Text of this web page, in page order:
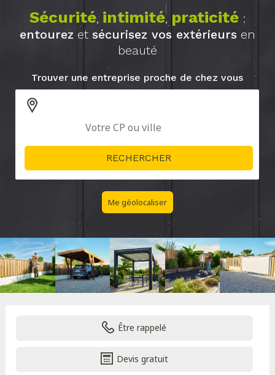
Sécurité, intimité, praticité:
entourez et sécurisez vos extérieurs en
beauté
Trouver une entreprise proche de chez vous
Me géolocaliser
Être rappelé
Devis gratuit